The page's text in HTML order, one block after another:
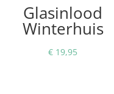
Glasinlood
Winterhuis
€ 19,95